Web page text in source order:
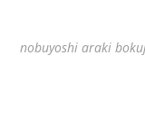
nobuyoshi araki